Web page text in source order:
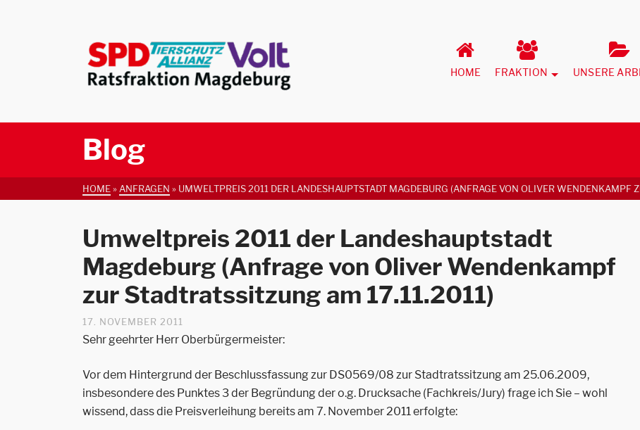
HOME FRAKTION UNSERE
Blog
HOME» ANFRAGEN » UMWELTPREIS 2011 DER LANDESHAUPTSTADT MAGDEBURG (ANFRAGE VON OLIVER WENDENKAMPF
Umweltpreis 2011 der Landeshauptstadt
Magdeburg (Anfrage von Oliver Wendenkampf
zur Stadtratssitzung am 17.11.2011)
17. NOVEMBER 2011
Sehr geehrter Herr Oberbürgermeister:
Vor dem Hintergrund der Beschlussfassung zur DS0569/08 zur Stadtratssitzung am 25.06.2009,
insbesondere des Punktes 3 der Begründung der o.g. Drucksache (Fachkreis/Jury) frage ich Sie – wohl
wissend, dass die Preisverleihung bereits am 7. November 2011 erfolgte: